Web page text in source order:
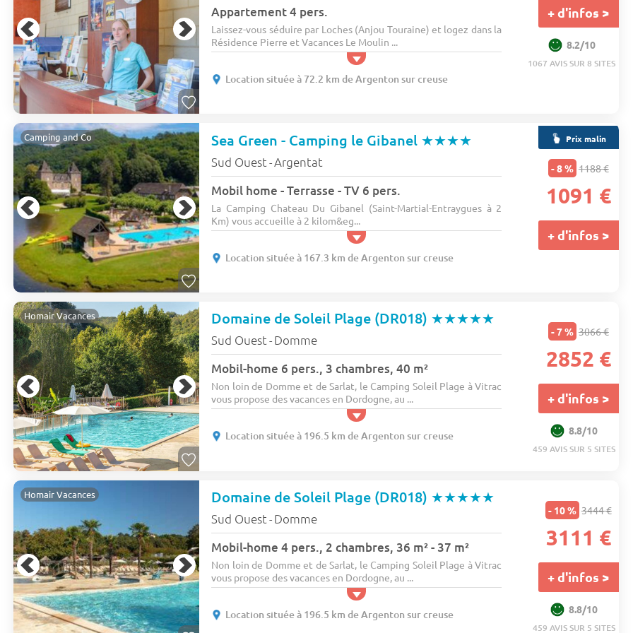
Appartement 4 pers.
Laissez-vous séduire par Loches (Anjou Touraine) et logez dans la
Résidence Pierre et Vacances Le Moulin ...
Location située à 72.2 km de Argenton sur creuse
+ d'infos >
8.2/10
1067 AVIS SUR 8 SITES
Camping and Co Sea Green - Camping le Gibanel ★★★★
Sud Ouest -Argentat
Mobil home - Terrasse - TV 6 pers.
La Camping Chateau Du Gibanel (Saint-Martial-Entraygues à 2
Km) vous accueille à 2 kilom&eg...
Location située à 167.3 km de Argenton sur creuse
Prix malin
- 8 % 1188 €
1091 €
+ d'infos >
Homair Vacances Domaine de Soleil Plage (DR018) ★★★★★
Sud Ouest- Domme
Mobil-home 6 pers., 3 chambres, 40 m²
Non loin de Domme et de Sarlat, le Camping Soleil Plage à Vitrac
vous propose des vacances en Dordogne, au ...
Location située à 196.5 km de Argenton sur creuse
- 7 % 3066 €
2852 €
+ d'infos >
8.8/10
459 AVIS SUR 5 SITES
Homair Vacances Domaine de Soleil Plage (DR018) ★★★★★
Sud Ouest - Domme
Mobil-home 4 pers., 2 chambres, 36 m² - 37 m²
Non loin de Domme et de Sarlat, le Camping Soleil Plage à Vitrac
vous propose des vacances en Dordogne, au ...
Location située à 196.5 km de Argenton sur creuse
- 10 % 3444 €
3111 €
+ d'infos >
8.8/10
459 AVIS SUR 5 SITES